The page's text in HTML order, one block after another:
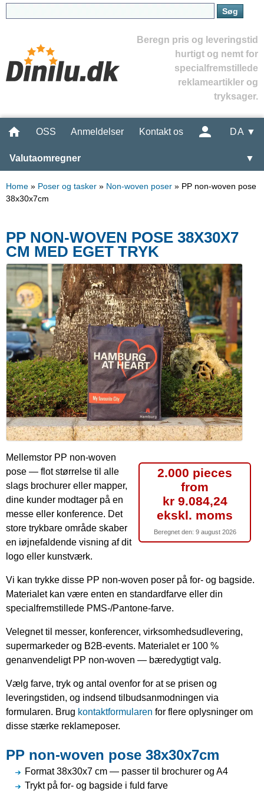
Beregn pris og leveringstid
hurtigt og nemt for
specialfremstillede
reklameartikler og
tryksager.
OSS Anmeldelser Kontakt os DA ▼
Valutaomregner ▼
Home » Poser og tasker » Non-woven poser » PP non-woven pose
38x30x7cm
PP NON-WOVEN POSE 38X30X7
CM MED EGET TRYK
2.000 pieces
from
kr 9.084,24
ekskl. moms
Beregnet den: 9 august 2026
Mellemstor PP non-woven
pose — flot størrelse til alle
slags brochurer eller mapper,
dine kunder modtager på en
messe eller konference. Det
store trykbare område skaber
en iøjnefaldende visning af dit
logo eller kunstværk.
Vi kan trykke disse PP non-woven poser på for- og bagside.
Materialet kan være enten en standardfarve eller din
specialfremstillede PMS-/Pantone-farve.
Velegnet til messer, konferencer, virksomhedsudlevering,
supermarkeder og B2B-events. Materialet er 100 %
genanvendeligt PP non-woven — bæredygtigt valg.
Vælg farve, tryk og antal ovenfor for at se prisen og
leveringstiden, og indsend tilbudsanmodningen via
formularen. Brug kontaktformularen for flere oplysninger om
disse stærke reklameposer.
PP non-woven pose 38x30x7cm
Format 38x30x7 cm — passer til brochurer og A4
Trykt på for- og bagside i fuld farve